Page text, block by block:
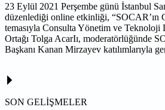
23 Eylül 2021 Perşembe günü İstanbul
düzenlediği online etkinliği, “SOCAR’ın
temasıyla Consulta Yönetim ve Teknoloji
Ortağı Tolga AcarIı, moderatörlüğünde
Başkanı Kanan Mirzayev katılımlarıyla
SON GELİŞMELER